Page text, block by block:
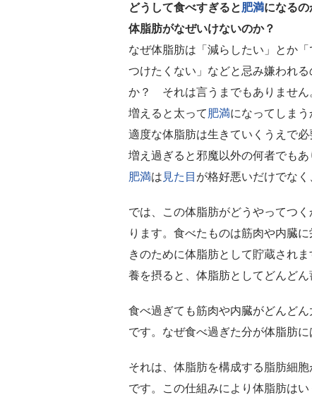
どうして食べすぎると肥満になるの
体脂肪がなぜいけないのか？
なぜ体脂肪は「減らしたい」とか「
つけたくない」などと忌み嫌われる
か？ それは言うまでもありません
増えると太って肥満になってしまう
適度な体脂肪は生きていくうえで必
増え過ぎると邪魔以外の何者でもあ
肥満は 見た目 が格好悪いだけでな
では、この体脂肪がどうやってつ
ります。食べたものは筋肉や内臓
きのために体脂肪として貯蔵され
養を摂ると、体脂肪としてどんどん
食べ過ぎても筋肉や内臓がどんど
です。なぜ食べ過ぎた分が体脂肪
それは、体脂肪を構成する脂肪細
です。この仕組みにより体脂肪は